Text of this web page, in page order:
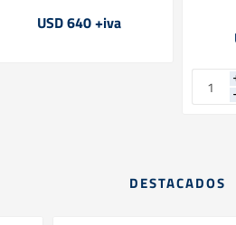
USD 640 +iva
DESTACADOS